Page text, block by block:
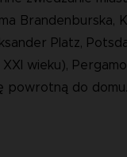
Brandenburska,
Platz,
wieku),
powrotną do domu.